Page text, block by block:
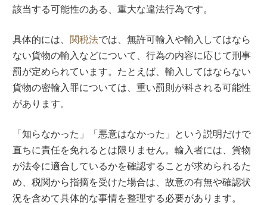
該当する可能性のある、重大な違法行為です。
具体的には、関税法では、無許可輸入や輸入してはなら
ない貨物の輸入などについて、行為の内容に応じて刑事
罰が定められています。たとえば、輸入してはならない
貨物の密輸入罪については、重い罰則が科される可能性
があります。
「知らなかった」「悪意はなかった」という説明だけで
直ちに責任を免れるとは限りません。輸入者には、貨物
が法令に適合しているかを確認することが求められるた
め、税関から指摘を受けた場合は、故意の有無や確認状
況を含めて具体的な事情を整理する必要があります。